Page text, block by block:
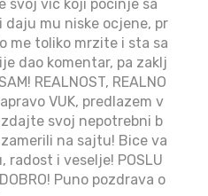
svoj vic koji pocinje sa
mu niske ocjene, pr
me toliko mrzite i sta sa
dao komentar, pa zaklj
REALNOST, REALNO
VUK, predlazem v
svoj nepotrebni b
na sajtu! Bice va
i veselje! POSLU
DOBRO! Puno pozdrava o